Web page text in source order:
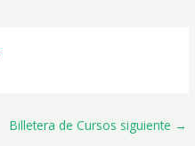
Billetera de Cursos siguiente →